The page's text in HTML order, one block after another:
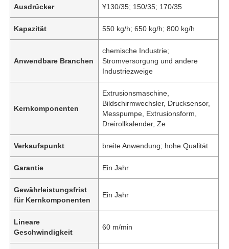
Ausdrücker ¥130/35; 150/35; 170/35
Kapazität 550 kg/h; 650 kg/h; 800 kg/h
Anwendbare Branchen
chemische Industrie;
Stromversorgung und andere
Industriezweige
Kernkomponenten
Extrusionsmaschine,
Bildschirmwechsler, Drucksensor,
Messpumpe, Extrusionsform,
Dreirollkalender, Ze
Verkaufspunkt breite Anwendung; hohe Qualität
Garantie Ein Jahr
Gewährleistungsfrist
für Kernkomponenten
Ein Jahr
Lineare
Geschwindigkeit
60 m/min